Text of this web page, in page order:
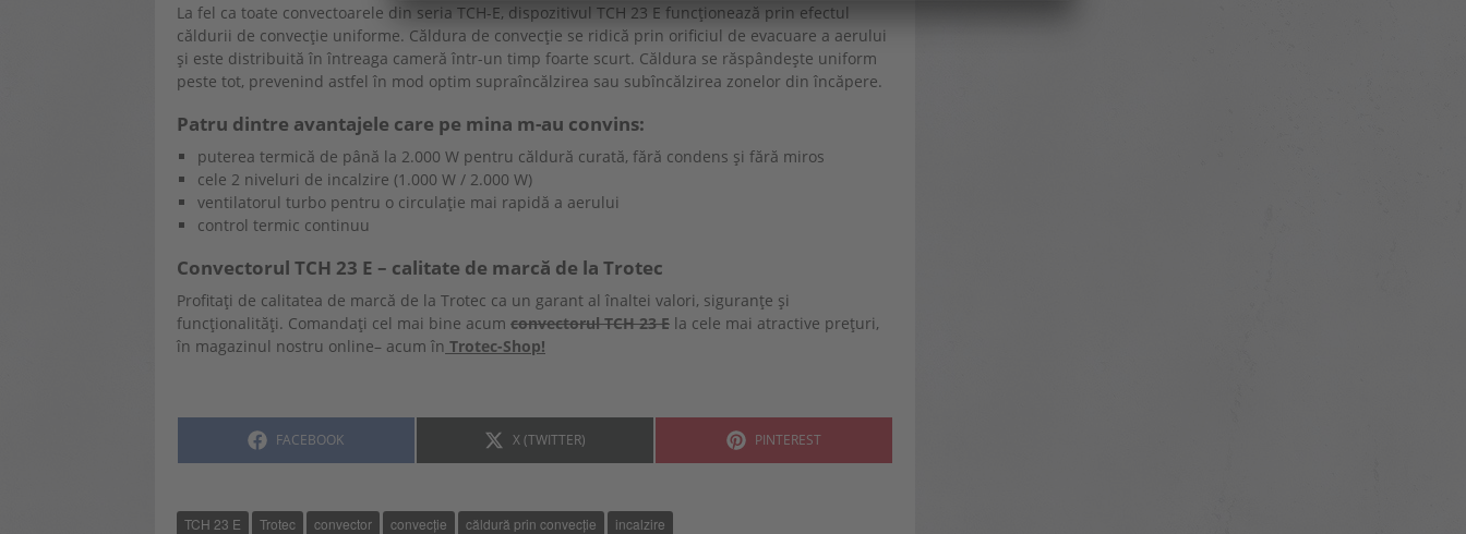
La fel ca toate convectoarele din seria TCH-E, dispozitivul TCH 23 E funcționează prin efectul
căldurii de convecție uniforme. Căldura de convecție se ridică prin orificiul de evacuare a aerului
și este distribuită în întreaga cameră într-un timp foarte scurt. Căldura se răspândește uniform
peste tot, prevenind astfel în mod optim supraîncălzirea sau subîncălzirea zonelor din încăpere.
Patru dintre avantajele care pe mina m-au convins:
puterea termică de până la 2.000 W pentru căldură curată, fără condens și fără miros
cele 2 niveluri de incalzire (1.000 W / 2.000 W)
ventilatorul turbo pentru o circulație mai rapidă a aerului
control termic continuu
Convectorul TCH 23 E – calitate de marcă de la Trotec
Profitați de calitatea de marcă de la Trotec ca un garant al înaltei valori, siguranțe și
funcționalități. Comandați cel mai bine acum convectorul TCH 23 E la cele mai atractive prețuri,
în magazinul nostru online– acum în Trotec-Shop!
SHARE
FACEBOOK SHARE
ON
X (TWITTER) SHARE
PINTEREST
TCH 23 E Trotec convector convecție căldură prin convecție incalzire